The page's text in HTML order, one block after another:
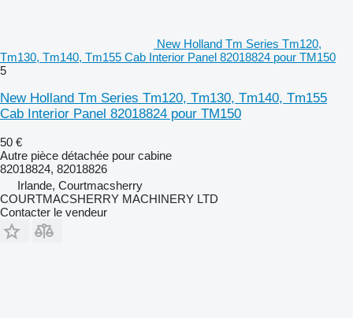
New Holland Tm Series Tm120,
Tm130, Tm140, Tm155 Cab Interior Panel 82018824 pour TM150
5
New Holland Tm Series Tm120, Tm130, Tm140, Tm155
Cab Interior Panel 82018824 pour TM150
50 €
Autre pièce détachée pour cabine
82018824, 82018826
Irlande, Courtmacsherry
COURTMACSHERRY MACHINERY LTD
Contacter le vendeur